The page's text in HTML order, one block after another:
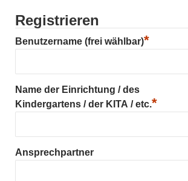
Registrieren
Benutzername (frei wählbar)*
Name der Einrichtung / des
Kindergartens / der KITA / etc.*
Ansprechpartner